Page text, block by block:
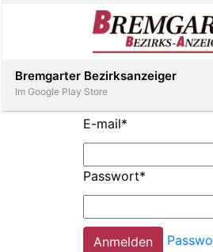
Inserieren
E-mail*
Passwort*
Bremgarter Bezirksanzeiger
Im Google Play Store